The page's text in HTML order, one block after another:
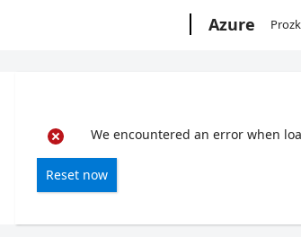
Azure
We encountered an error when
Reset now